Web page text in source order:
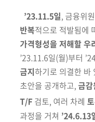
’23.11.5일, 금융위
반복적으로 적발됨에
가격형성을 저해할 우
’23.11.6일(월)부터
금지하기로 의결한 바
초안을 공개하고,금
T/F 검토, 여러 차례
과정을 거쳐 ’24.6.13